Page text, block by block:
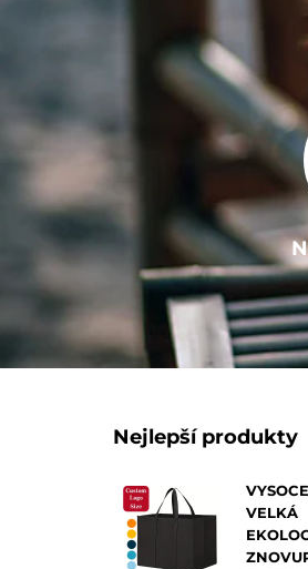
Ostatní
Nejlepší produkty
VELKÁ